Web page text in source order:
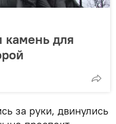
для
за руки, двинулись